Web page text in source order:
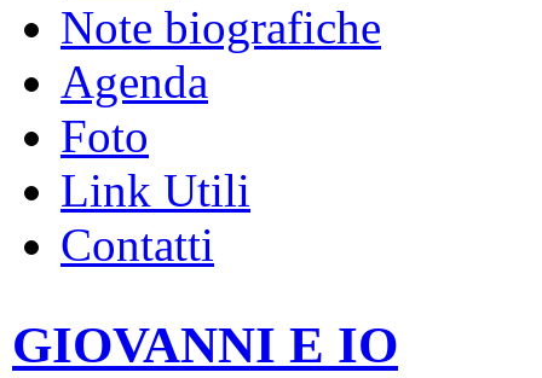
Note biografiche
Agenda
Foto
Link Utili
Contatti
GIOVANNI E IO